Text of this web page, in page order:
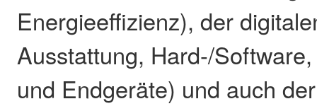
Energieeffizienz), der
Ausstattung, Hard-/
und Endgeräte) und auch